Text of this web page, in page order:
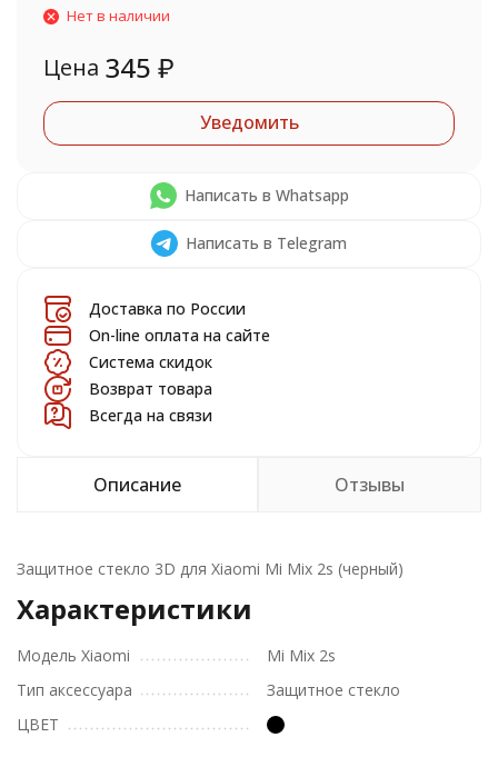
Нет в наличии
Цена 345 ₽
Уведомить
Написать в Whatsapp
Написать в Telegram
Доставка по России
On-line оплата на сайте
Система скидок
Возврат товара
Всегда на связи
Описание Отзывы
Защитное стекло 3D для Xiaomi Mi Mix 2s (черный)
Характеристики
Модель Xiaomi
Mi Mix 2s
Тип аксессуара
Защитное стекло
ЦВЕТ